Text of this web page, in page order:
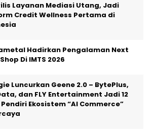
Layanan Mediasi Utang, Jadi
Credit Wellness Pertama di
Hadirkan Pengalaman Next
Di IMTS 2026
Luncurkan Geene 2.0 – BytePlus,
dan FLY Entertainment Jadi 12
Ekosistem “AI Commerce”